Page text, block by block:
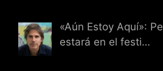
«Aún Estoy Aquí»:
estará en el festi…